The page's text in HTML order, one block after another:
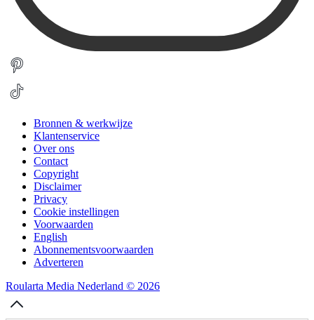
Bronnen & werkwijze
Klantenservice
Over ons
Contact
Copyright
Disclaimer
Privacy
Cookie instellingen
Voorwaarden
English
Abonnementsvoorwaarden
Adverteren
Roularta Media Nederland © 2026